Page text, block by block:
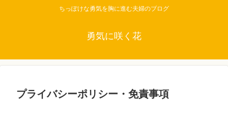
ちっぽけな勇気を胸に進む夫婦のブログ
勇気に咲く花
プライバシーポリシー・免責事項